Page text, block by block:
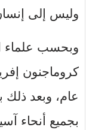
وليس إلى إنسان
وبحسب علماء
عام، وبعد ذلك
بجميع أنحاء